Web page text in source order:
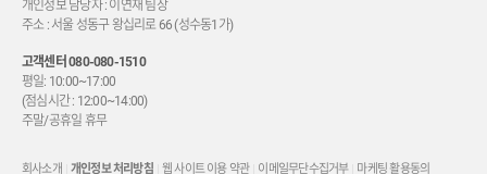
개인정보 담당자 : 이연재 팀장
주소 : 서울 성동구 왕십리로 66 (성수동1가)
고객센터080-080-1510
평일: 10:00~17:00
(점심시간 : 12:00~14:00)
주말/공휴일 휴무
회사소개 개인정보 처리방침 웹 사이트 이용 약관 이메일무단수집거부 마케팅 활용동의